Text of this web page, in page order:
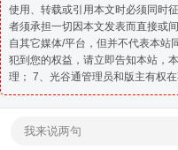
使用、转载或引用本文时必须同时
者须承担一切因本文发表而直接或
自其它媒体/平台，但并不代表本站
犯到您的权益，请立即告知本站，
理； 7、光谷通管理员和版主有权
我来说两句